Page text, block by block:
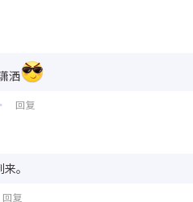
洒
• 回复
。
回复